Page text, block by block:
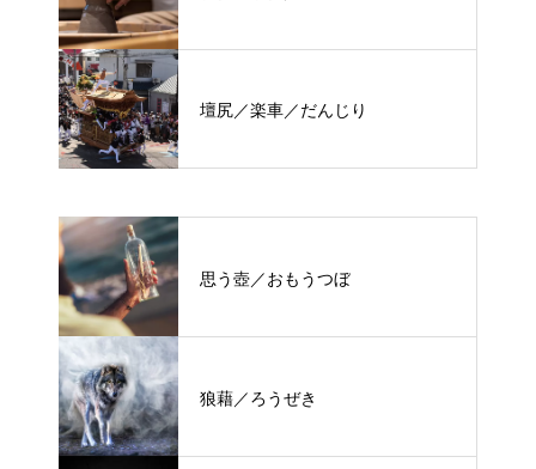
壇尻／楽車／だんじり
思う壺／おもうつぼ
狼藉／ろうぜき